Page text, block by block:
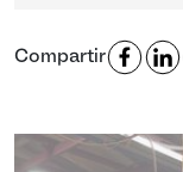
Compartir